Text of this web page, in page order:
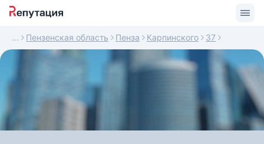
Пензенская область Пенза Карпинского 37